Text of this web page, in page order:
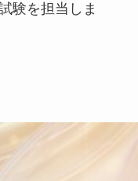
験を担当しま